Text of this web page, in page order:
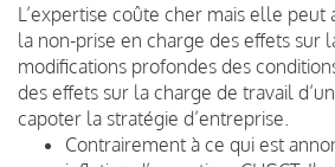
L’expertise coûte cher mais elle peut
la non-prise en charge des effets sur
modifications profondes des
des effets sur la charge de travail
capoter la stratégie d’entreprise.
Contrairement à ce qui est